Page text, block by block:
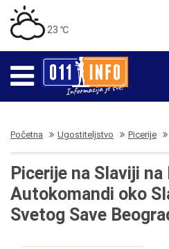
23 ℃
Početna Ugostiteljstvo Picerije
Picerije na Slaviji
Autokomandi oko
Svetog Save